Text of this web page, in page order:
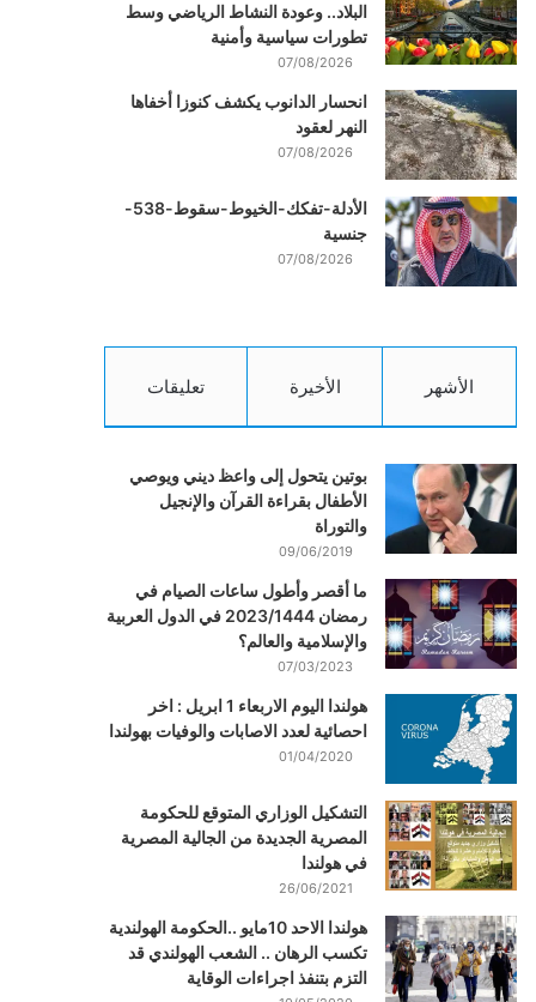
البلاد.. وعودة النشاط الرياضي وسط
تطورات سياسية وأمنية
07/08/2026
انحسار الدانوب يكشف كنوزا أخفاها
النهر لعقود
07/08/2026
الأدلة-تفكك-الخيوط-سقوط-538-
جنسية
07/08/2026
الأشهر الأخيرة تعليقات
بوتين يتحول إلى واعظ ديني ويوصي
الأطفال بقراءة القرآن والإنجيل
والتوراة
09/06/2019
ما أقصر وأطول ساعات الصيام في
رمضان 2023/1444 في الدول العربية
والإسلامية والعالم؟
07/03/2023
هولندا اليوم الاربعاء 1 ابريل : اخر
احصائية لعدد الاصابات والوفيات بهولندا
01/04/2020
التشكيل الوزاري المتوقع للحكومة
المصرية الجديدة من الجالية المصرية
في هولندا
26/06/2021
هولندا الاحد 10مايو ..الحكومة الهولندية
تكسب الرهان .. الشعب الهولندي قد
التزم بتنفذ اجراءات الوقاية